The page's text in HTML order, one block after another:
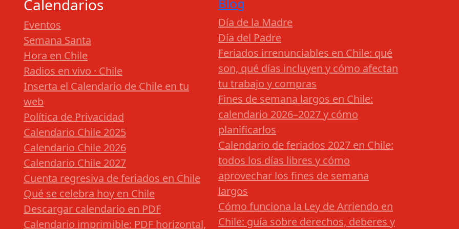
Calendarios
Eventos
Semana Santa
Hora en Chile
Radios en vivo · Chile
Inserta el Calendario de Chile en tu
web
Política de Privacidad
Calendario Chile 2025
Calendario Chile 2026
Calendario Chile 2027
Cuenta regresiva de feriados en Chile
Qué se celebra hoy en Chile
Descargar calendario en PDF
Calendario imprimible: PDF horizontal,
Día de la Madre
Día del Padre
Feriados irrenunciables en Chile: qué
son, qué días incluyen y cómo afectan
tu trabajo y compras
Fines de semana largos en Chile:
calendario 2026–2027 y cómo
planificarlos
Calendario de feriados 2027 en Chile:
todos los días libres y cómo
aprovechar los fines de semana
largos
Cómo funciona la Ley de Arriendo en
Chile: guía sobre derechos, deberes y